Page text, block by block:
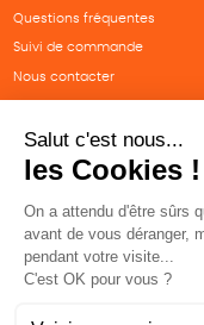
Questions fréquentes
Suivi de commande
Nous contacter
SUIVEZ-NOUS